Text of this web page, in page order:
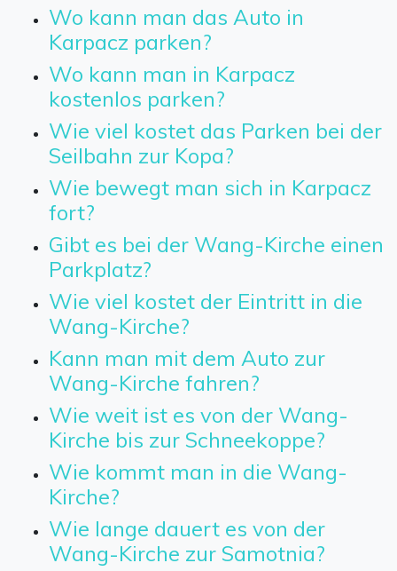
Wo kann man das Auto in
Karpacz parken?
Wo kann man in Karpacz
kostenlos parken?
Wie viel kostet das Parken bei der
Seilbahn zur Kopa?
Wie bewegt man sich in Karpacz
fort?
Gibt es bei der Wang-Kirche einen
Parkplatz?
Wie viel kostet der Eintritt in die
Wang-Kirche?
Kann man mit dem Auto zur
Wang-Kirche fahren?
Wie weit ist es von der Wang-
Kirche bis zur Schneekoppe?
Wie kommt man in die Wang-
Kirche?
Wie lange dauert es von der
Wang-Kirche zur Samotnia?